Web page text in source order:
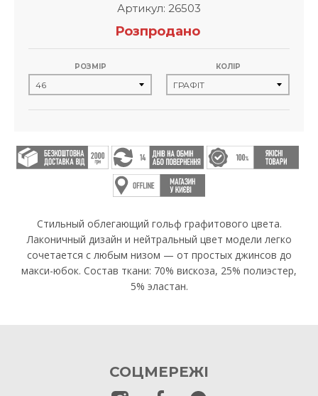
Артикул: 26503
Розпродано
РОЗМІР КОЛІР
Стильный облегающий гольф графитового цвета.
Лаконичный дизайн и нейтральный цвет модели легко
сочетается с любым низом — от простых джинсов до
макси-юбок. Состав ткани: 70% вискоза, 25% полиэстер,
5% эластан.
СОЦМЕРЕЖІ